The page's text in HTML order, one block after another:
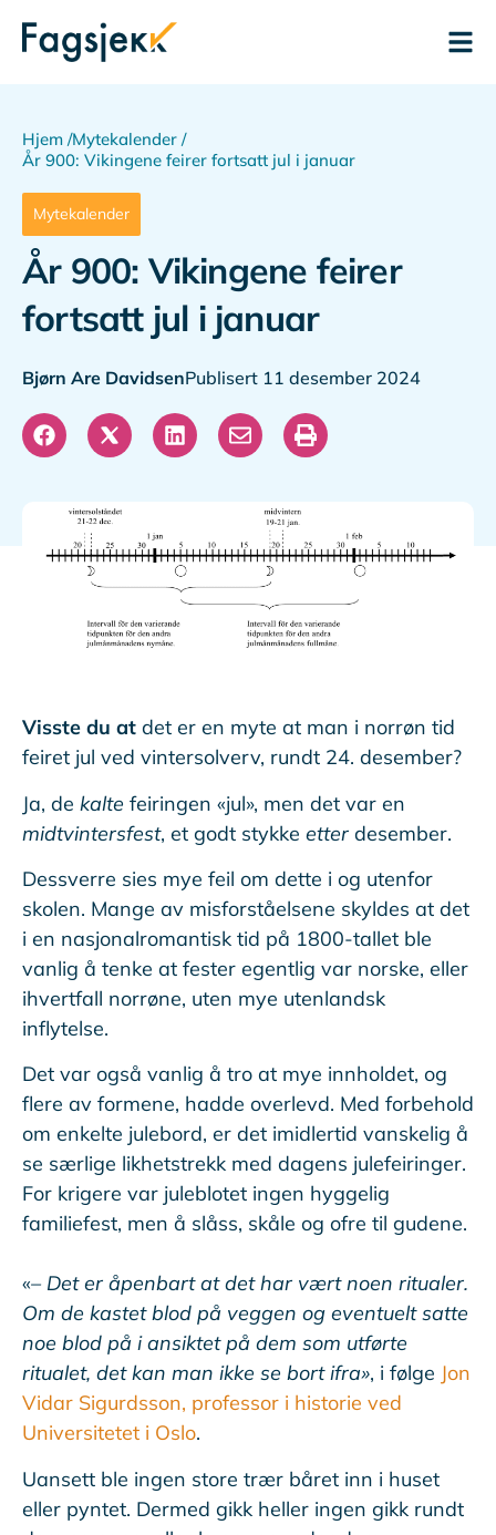
Hjem /Mytekalender /
År 900: Vikingene feirer fortsatt jul i januar
Mytekalender
År 900: Vikingene feirer
fortsatt jul i januar
Bjørn Are DavidsenPublisert 11 desember 2024
Visste du at det er en myte at man i norrøn tid
feiret jul ved vintersolverv, rundt 24. desember?
Ja, de kalte feiringen «jul», men det var en
midtvintersfest, et godt stykke etter desember.
Dessverre sies mye feil om dette i og utenfor
skolen. Mange av misforståelsene skyldes at det
i en nasjonalromantisk tid på 1800-tallet ble
vanlig å tenke at fester egentlig var norske, eller
ihvertfall norrøne, uten mye utenlandsk
inflytelse.
Det var også vanlig å tro at mye innholdet, og
flere av formene, hadde overlevd. Med forbehold
om enkelte julebord, er det imidlertid vanskelig å
se særlige likhetstrekk med dagens julefeiringer.
For krigere var juleblotet ingen hyggelig
familiefest, men å slåss, skåle og ofre til gudene.
«– Det er åpenbart at det har vært noen ritualer.
Om de kastet blod på veggen og eventuelt satte
noe blod på i ansiktet på dem som utførte
ritualet, det kan man ikke se bort ifra», i følge Jon
Vidar Sigurdsson, professor i historie ved
Universitetet i Oslo.
Uansett ble ingen store trær båret inn i huset
eller pyntet. Dermed gikk heller ingen gikk rundt